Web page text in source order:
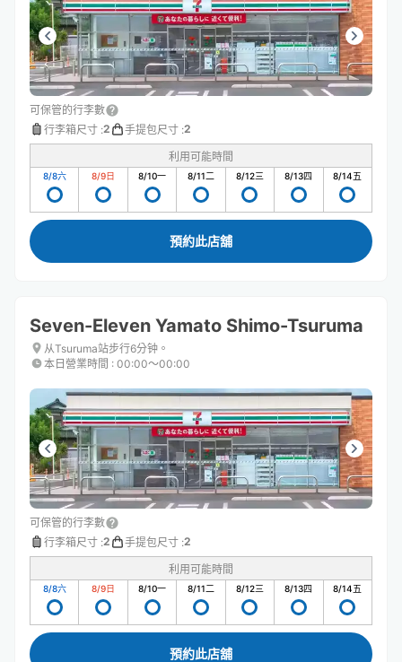
可保管的行李數
行李箱尺寸 :2 手提包尺寸 :2
利用可能時間
8/8六 8/9日 8/10一 8/11二 8/12三 8/13四 8/14五
預約此店舖
Seven-Eleven Yamato Shimo-Tsuruma
从Tsuruma站步行6分钟。
本日營業時間 : 00:00〜00:00
可保管的行李數
行李箱尺寸 :2 手提包尺寸 :2
利用可能時間
8/8六 8/9日 8/10一 8/11二 8/12三 8/13四 8/14五
預約此店舖